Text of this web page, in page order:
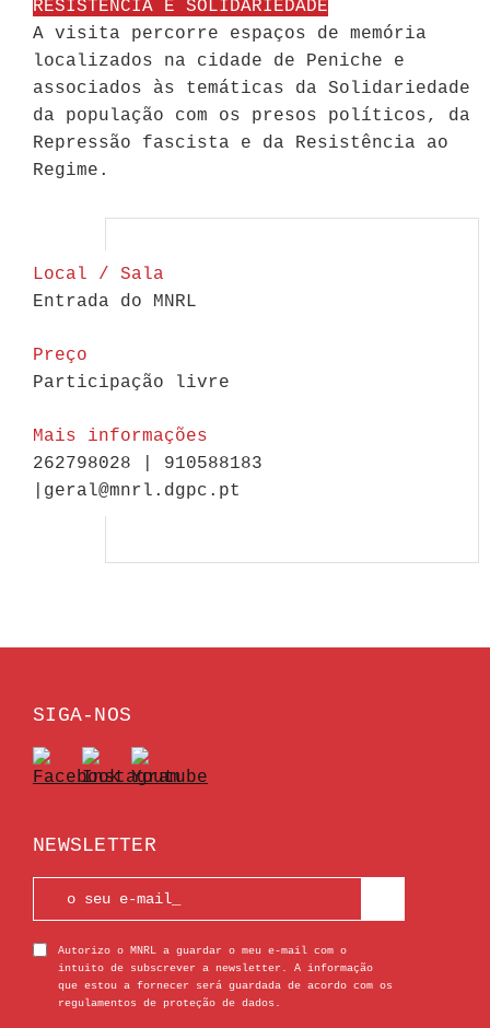
RESISTÊNCIA E SOLIDARIEDADE
A visita percorre espaços de memória
localizados na cidade de Peniche e
associados às temáticas da Solidariedade
da população com os presos políticos, da
Repressão fascista e da Resistência ao
Regime.
Local / Sala
Entrada do MNRL
Preço
Participação livre
Mais informações
262798028 | 910588183
|geral@mnrl.dgpc.pt
SIGA-NOS
NEWSLETTER
Autorizo o MNRL a guardar o meu e-mail com o
intuito de subscrever a newsletter. A informação
que estou a fornecer será guardada de acordo com os
regulamentos de proteção de dados.